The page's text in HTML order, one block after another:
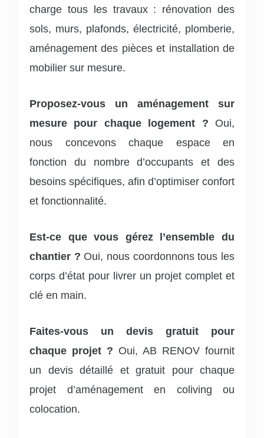
charge tous les travaux : rénovation des
sols, murs, plafonds, électricité, plomberie,
aménagement des pièces et installation de
mobilier sur mesure.
Proposez-vous un aménagement sur
mesure pour chaque logement ? Oui,
nous concevons chaque espace en
fonction du nombre d’occupants et des
besoins spécifiques, afin d’optimiser confort
et fonctionnalité.
Est-ce que vous gérez l’ensemble du
chantier ? Oui, nous coordonnons tous les
corps d’état pour livrer un projet complet et
clé en main.
Faites-vous un devis gratuit pour
chaque projet ? Oui, AB RENOV fournit
un devis détaillé et gratuit pour chaque
projet d’aménagement en coliving ou
colocation.